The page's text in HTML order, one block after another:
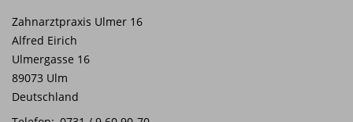
Zahnarztpraxis Ulmer 16
Alfred Eirich
Ulmergasse 16
89073 Ulm
Deutschland